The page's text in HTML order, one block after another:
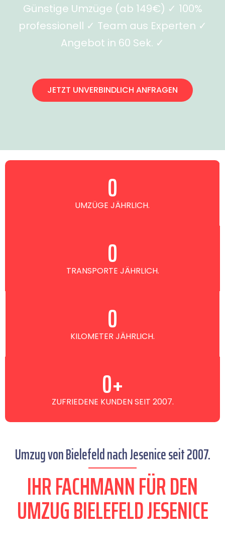
Günstige Umzüge (ab 149€) ✓ 100%
professionell ✓ Team aus Experten ✓
Angebot in 60 Sek. ✓
JETZT UNVERBINDLICH ANFRAGEN
UMZÜGE JÄHRLICH.
0
TRANSPORTE JÄHRLICH.
0
KILOMETER JÄHRLICH.
0
ZUFRIEDENE KUNDEN SEIT 2007.
0+
Umzug von Bielefeld nach Jesenice seit 2007.
IHR FACHMANN FÜR DEN
UMZUG BIELEFELD JESENICE